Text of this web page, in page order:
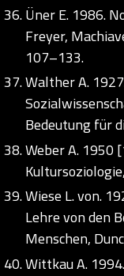
Üner E. 1986.
Freyer,
107–133.
Walther A.
Bedeutung für
Weber A. 1950
Wiese L. von.
Lehre von den
Menschen,
Wittkau A.